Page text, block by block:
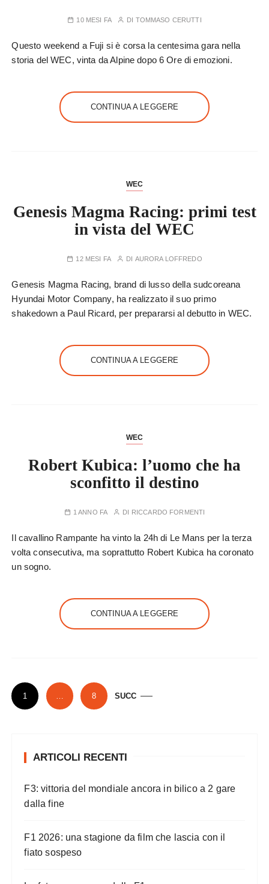
10 MESI FA DI TOMMASO CERUTTI
Questo weekend a Fuji si è corsa la centesima gara nella
storia del WEC, vinta da Alpine dopo 6 Ore di emozioni.
CONTINUA A LEGGERE
WEC
Genesis Magma Racing: primi test
in vista del WEC
12 MESI FA DI AURORA LOFFREDO
Genesis Magma Racing, brand di lusso della sudcoreana
Hyundai Motor Company, ha realizzato il suo primo
shakedown a Paul Ricard, per prepararsi al debutto in WEC.
CONTINUA A LEGGERE
WEC
Robert Kubica: l’uomo che ha
sconfitto il destino
1 ANNO FA DI RICCARDO FORMENTI
Il cavallino Rampante ha vinto la 24h di Le Mans per la terza
volta consecutiva, ma soprattutto Robert Kubica ha coronato
un sogno.
CONTINUA A LEGGERE
P
a
1 … 8 SUCC
ARTICOLI RECENTI
F3: vittoria del mondiale ancora in bilico a 2 gare
dalla fine
F1 2026: una stagione da film che lascia con il
fiato sospeso